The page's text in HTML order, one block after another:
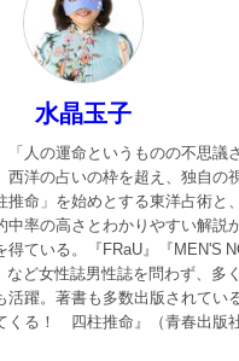
水晶玉子
「人の運命というものの不思議
西洋の占いの枠を超え、独自の
推命」を始めとする東洋占術と
中率の高さとわかりやすい解説
ている。『FRaU』『MEN'S
など女性誌男性誌を問わず、多
活躍。著書も多数出版されてい
くる！ 四柱推命』（青春出版